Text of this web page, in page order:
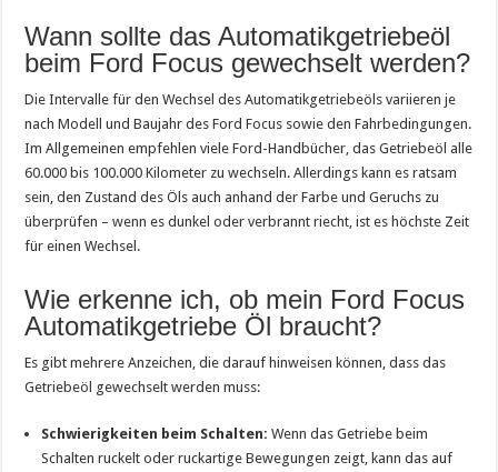
Wann sollte das Automatikgetriebeöl
beim Ford Focus gewechselt werden?
Die Intervalle für den Wechsel des Automatikgetriebeöls variieren je
nach Modell und Baujahr des Ford Focus sowie den Fahrbedingungen.
Im Allgemeinen empfehlen viele Ford-Handbücher, das Getriebeöl alle
60.000 bis 100.000 Kilometer zu wechseln. Allerdings kann es ratsam
sein, den Zustand des Öls auch anhand der Farbe und Geruchs zu
überprüfen – wenn es dunkel oder verbrannt riecht, ist es höchste Zeit
für einen Wechsel.
Wie erkenne ich, ob mein Ford Focus
Automatikgetriebe Öl braucht?
Es gibt mehrere Anzeichen, die darauf hinweisen können, dass das
Getriebeöl gewechselt werden muss:
Schwierigkeiten beim Schalten: Wenn das Getriebe beim
Schalten ruckelt oder ruckartige Bewegungen zeigt, kann das auf